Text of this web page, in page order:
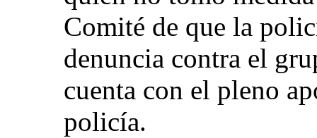
Comité de que la
denuncia contra el
cuenta con el pleno
policía.